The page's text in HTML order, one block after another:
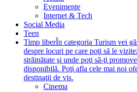
Evenimente
Internet & Tech
Social Media
Teen
Timp liberÎn categoria Turism vei
despre locuri pe care poţi să le
străinătate şi unde poţi să-ţi
disponibilă. Poţi afla cele mai noi
destinaţii de vis.
Cinema